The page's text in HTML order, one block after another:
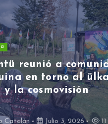
reunió a
en torno al
y la cosmovisión
Catalán Julio 3, 2026